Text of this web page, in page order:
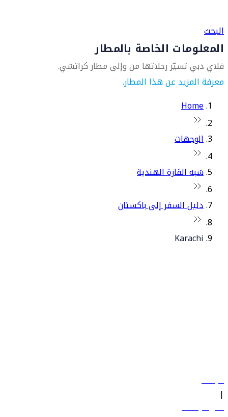
البحث
المعلومات الخاصة بالمطار
فلاي دبي تسيّر رحلاتها من وإلى مطار كراتشي.
معرفة المزيد عن هذا المطار.
Home
الوجهات
شبه القارة الهندية
دليل السفر إلى باكستان
Karachi
سياساتنا
|
الشروط والأحكام